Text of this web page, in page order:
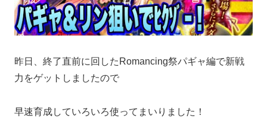
昨日、終了直前に回したRomancing祭パギャ編で新戦
力をゲットしましたので
早速育成していろいろ使ってまいりました！